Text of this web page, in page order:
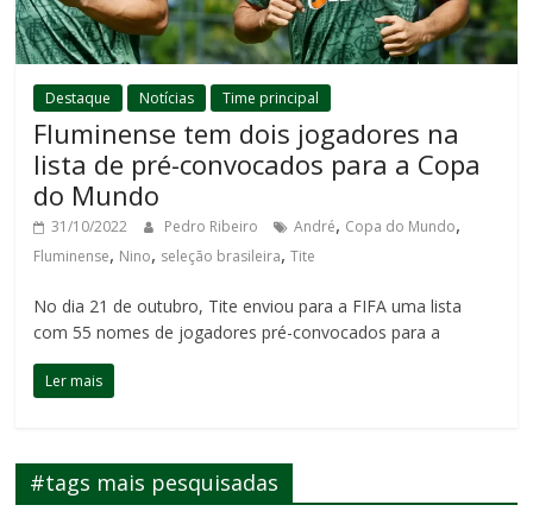
Destaque Notícias Time principal
Fluminense tem dois jogadores na
lista de pré-convocados para a Copa
do Mundo
31/10/2022 Pedro Ribeiro André, Copa do Mundo,
Fluminense, Nino, seleção brasileira,Tite
No dia 21 de outubro, Tite enviou para a FIFA uma lista
com 55 nomes de jogadores pré-convocados para a
Ler mais
#tags mais pesquisadas